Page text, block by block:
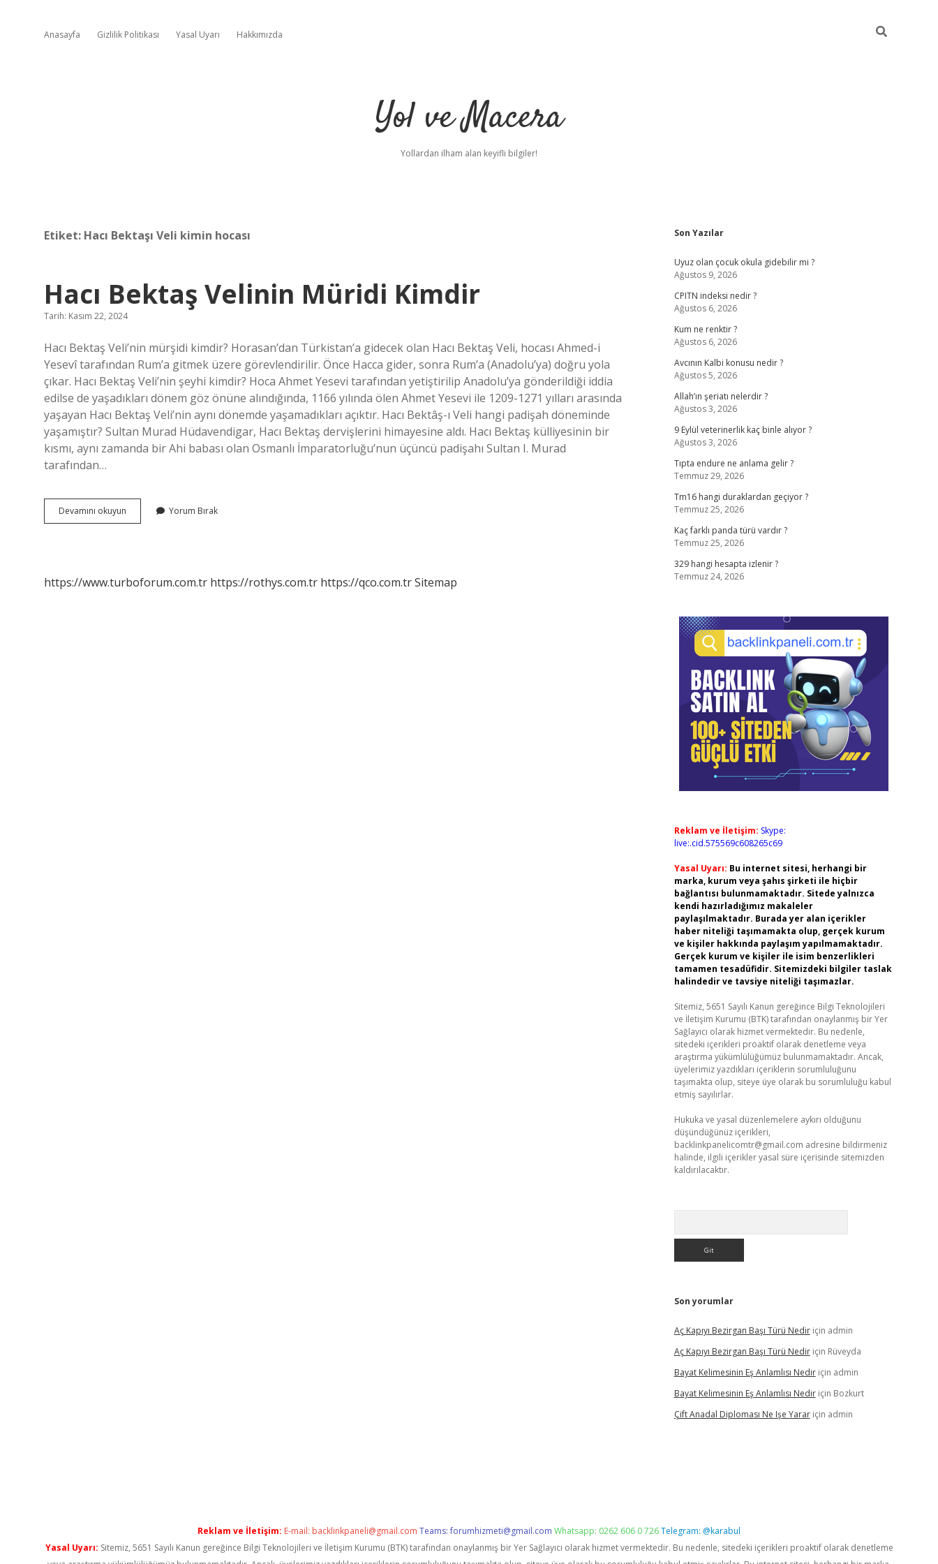
Anasayfa Gizlilik Politikası Yasal Uyarı Hakkımızda
Yol ve Macera
Yollardan ilham alan keyifli bilgiler!
Etiket: Hacı Bektaşı Veli kimin hocası
Hacı Bektaş Velinin Müridi Kimdir
Tarih: Kasım 22, 2024
Hacı Bektaş Veli’nin mürşidi kimdir? Horasan’dan Türkistan’a gidecek olan Hacı Bektaş Veli, hocası Ahmed-i
Yesevî tarafından Rum’a gitmek üzere görevlendirilir. Önce Hacca gider, sonra Rum’a (Anadolu’ya) doğru yola
çıkar. Hacı Bektaş Veli’nin şeyhi kimdir? Hoca Ahmet Yesevi tarafından yetiştirilip Anadolu’ya gönderildiği iddia
edilse de yaşadıkları dönem göz önüne alındığında, 1166 yılında ölen Ahmet Yesevi ile 1209-1271 yılları arasında
yaşayan Hacı Bektaş Veli’nin aynı dönemde yaşamadıkları açıktır. Hacı Bektâş-ı Veli hangi padişah döneminde
yaşamıştır? Sultan Murad Hüdavendigar, Hacı Bektaş dervişlerini himayesine aldı. Hacı Bektaş külliyesinin bir
kısmı, aynı zamanda bir Ahi babası olan Osmanlı İmparatorluğu’nun üçüncü padişahı Sultan I. Murad
tarafından…
Devamını okuyun
Bektaş
Yorum Bırak
https://www.turboforum.com.tr https://rothys.com.tr https://qco.com.trSitemap
Sidebar
Son Yazılar
Uyuz olan çocuk okula gidebilir mi ?
Ağustos 9, 2026
CPITN indeksi nedir ?
Ağustos 6, 2026
Kum ne renktir ?
Ağustos 6, 2026
Avcının Kalbi konusu nedir ?
Ağustos 5, 2026
Allah’ın şeriatı nelerdir ?
Ağustos 3, 2026
9 Eylül veterinerlik kaç binle alıyor ?
Ağustos 3, 2026
Tıpta endure ne anlama gelir ?
Temmuz 29, 2026
Tm16 hangi duraklardan geçiyor ?
Temmuz 25, 2026
Kaç farklı panda türü vardır ?
Temmuz 25, 2026
329 hangi hesapta izlenir ?
Temmuz 24, 2026
Reklam ve İletişim: Skype:
live:.cid.575569c608265c69
Yasal Uyarı: Bu internet sitesi, herhangi bir
marka, kurum veya şahıs şirketi ile hiçbir
bağlantısı bulunmamaktadır. Sitede yalnızca
kendi hazırladığımız makaleler
paylaşılmaktadır. Burada yer alan içerikler
haber niteliği taşımamakta olup, gerçek kurum
ve kişiler hakkında paylaşım yapılmamaktadır.
Gerçek kurum ve kişiler ile isim benzerlikleri
tamamen tesadüfidir. Sitemizdeki bilgiler taslak
halindedir ve tavsiye niteliği taşımazlar.
Sitemiz, 5651 Sayılı Kanun gereğince Bilgi Teknolojileri
ve İletişim Kurumu (BTK) tarafından onaylanmış bir Yer
Sağlayıcı olarak hizmet vermektedir. Bu nedenle,
sitedeki içerikleri proaktif olarak denetleme veya
araştırma yükümlülüğümüz bulunmamaktadır. Ancak,
üyelerimiz yazdıkları içeriklerin sorumluluğunu
taşımakta olup, siteye üye olarak bu sorumluluğu kabul
etmiş sayılırlar.
Hukuka ve yasal düzenlemelere aykırı olduğunu
düşündüğünüz içerikleri,
backlinkpanelicomtr@gmail.com adresine bildirmeniz
halinde, ilgili içerikler yasal süre içerisinde sitemizden
kaldırılacaktır.
Son yorumlar
Aç Kapıyı Bezirgan Başı Türü Nediriçin admin
Aç Kapıyı Bezirgan Başı Türü Nediriçin Rüveyda
Bayat Kelimesinin Eş Anlamlısı Nediriçin admin
Bayat Kelimesinin Eş Anlamlısı Nediriçin Bozkurt
Çift Anadal Diploması Ne Işe Yarariçin admin
Reklam ve İletişim: E-mail: backlinkpaneli@gmail.com Teams:forumhizmeti@gmail.com Whatsapp: 0262 606 0 726Telegram: @karabul
Yasal Uyarı: Sitemiz, 5651 Sayılı Kanun gereğince Bilgi Teknolojileri ve İletişim Kurumu (BTK) tarafından onaylanmış bir Yer Sağlayıcı olarak hizmet vermektedir. Bu nedenle, sitedeki içerikleri proaktif olarak denetleme